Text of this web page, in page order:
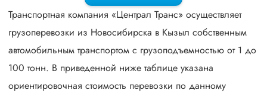
Транспортная компания «Централ Транс» осуществляет
грузоперевозки из Новосибирска в Кызыл собственным
автомобильным транспортом с грузоподъемностью от 1 до
100 тонн. В приведенной ниже таблице указана
ориентировочная стоимость перевозки по данному